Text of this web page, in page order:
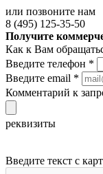
или позвоните нам
8 (495) 125-35-50
Получите
Как к Вам
Введите телефон *
Введите email *
Комментарий к
реквизиты
Введите текст с